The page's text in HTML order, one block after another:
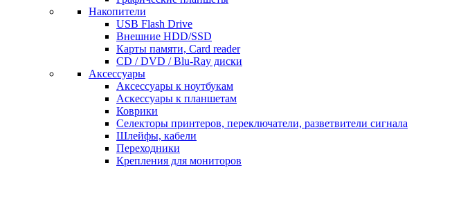
Накопители
USB Flash Drive
Внешние HDD/SSD
Карты памяти, Card reader
CD / DVD / Blu-Ray диски
Аксессуары
Аксессуары к ноутбукам
Аскессуары к планшетам
Коврики
Селекторы принтеров, переключатели, разветвители сигнала
Шлейфы, кабели
Переходники
Крепления для мониторов